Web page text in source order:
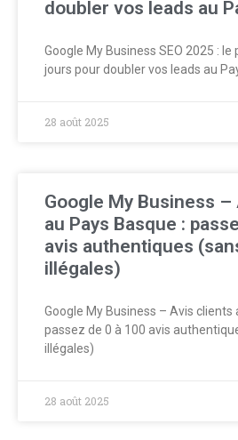
doubler vos leads au
Google My Business SEO 2025 : le
jours pour doubler vos leads au
28 août 2025
Google My Business
au Pays Basque :
avis authentiques
illégales)
Google My Business – Avis clients
passez de 0 à 100 avis
illégales)
28 août 2025